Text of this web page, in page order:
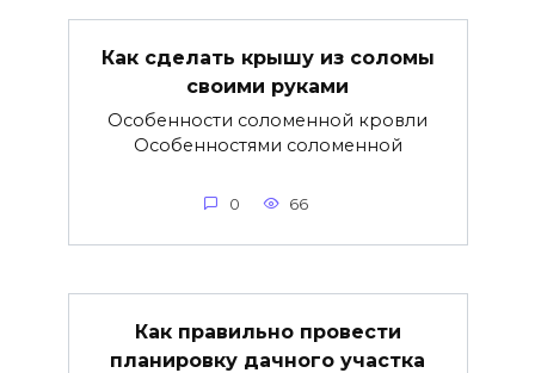
Как сделать крышу из соломы
своими руками
Особенности соломенной кровли
Особенностями соломенной
0 66
Как правильно провести
планировку дачного участка